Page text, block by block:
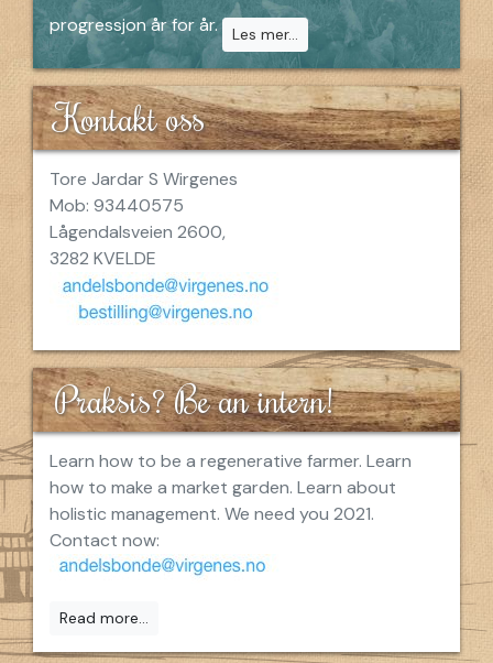
progressjon år for år.
Les mer...
Kontakt oss
Tore Jardar S Wirgenes
Mob: 93440575
Lågendalsveien 2600,
3282 KVELDE
Praksis? Be an intern!
Learn how to be a regenerative farmer. Learn
how to make a market garden. Learn about
holistic management. We need you 2021.
Contact now:
Read more...